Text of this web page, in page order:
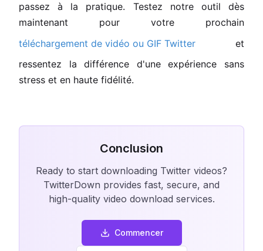
passez à la pratique. Testez notre outil dès
maintenant pour votre prochain
téléchargement de vidéo ou GIF Twitter et
ressentez la différence d'une expérience sans
stress et en haute fidélité.
Conclusion
Ready to start downloading Twitter videos?
TwitterDown provides fast, secure, and
high-quality video download services.
Commencer